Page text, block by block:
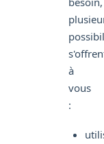
à
vous
: